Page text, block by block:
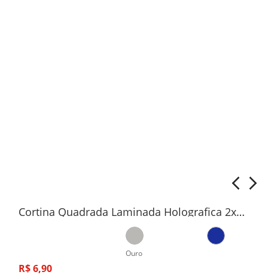
Cortina Quadrada Laminada Holografica 2x1M
Ouro
R$6,90